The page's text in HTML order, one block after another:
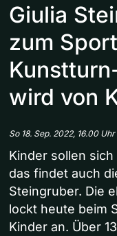
Giulia
zum
wird von
So 18. Sep. 2022, 16.00 Uhr
Kinder sollen
das findet auch
Steingruber. Die
lockt heute beim
Kinder an. Über